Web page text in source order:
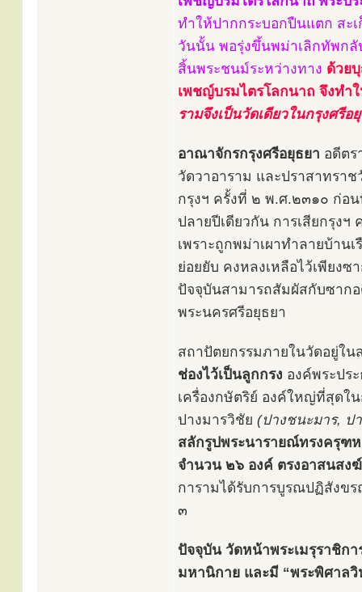
ทำให้ปากกระบอกปืนแตก สะ
วันนั้น พอรุ่งขึ้นพม่าเลิกทัพกลั
สิ้นพระชนม์ระหว่างทาง ด้วย
เพชญ์บรมไตรโลกนาถ จึงทำ
รามจึงเป็นวัดเดียวในกรุงศรี
อาณาจักรกรุงศรีอยุธยา อดีตร
วัดวาอาราม และปราสาทรา
กรุงฯ ครั้งที่ ๒ พ.ศ.๒๓๑๐ ก่อน
ปลายปีเดียวกัน การเสียกรุง
เพราะถูกพม่าเผาทำลายบ้าน
ย่อยยับ คงหลงเหลือไว้เพียง
ปัจจุบันสามารถสัมผัสกับซากอ
พระนครศรีอยุธยา
สถาปัตยกรรมภายในวัดอยู่ใ
ช่องไว้เป็นลูกกรง องค์พระปร
เครื่องกษัตริย์ องค์ใหญ่ที่สุดใ
ปางมารวิชัย (ปางชนะมาร, ป
สลักรูปพระนารายณ์ทรงครุฑ
จำนวน ๒๖ องค์ ตรงอาสนสง
การามได้รับการบูรณปฏิสังข
๓
ปัจจุบัน วัดหน้าพระเมรุราชิก
มหานิกาย และมี “พระพิศาลวิ